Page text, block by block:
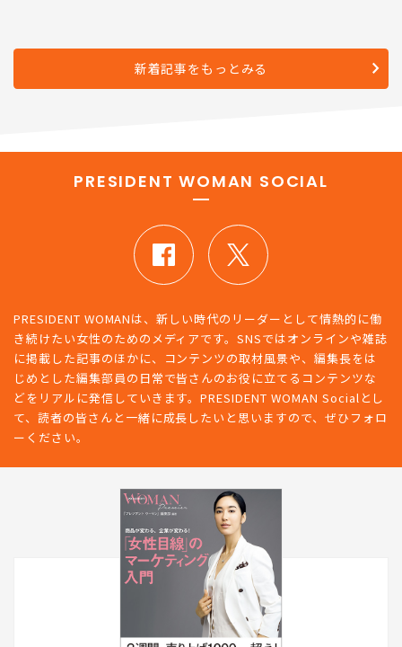
新着記事をもっとみる
PRESIDENT WOMAN SOCIAL
PRESIDENT WOMANは、新しい時代のリーダーとして情熱的に働
き続けたい女性のためのメディアです。SNSではオンラインや雑誌
に掲載した記事のほかに、コンテンツの取材風景や、編集長をは
じめとした編集部員の日常で皆さんのお役に立てるコンテンツな
どをリアルに発信していきます。PRESIDENT WOMAN Socialとし
て、読者の皆さんと一緒に成長したいと思いますので、ぜひフォロ
ーください。